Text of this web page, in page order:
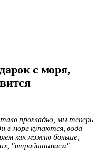
с моря,
прохладно, мы теперь
в море купаются, вода
как можно больше,
"отрабатываем"